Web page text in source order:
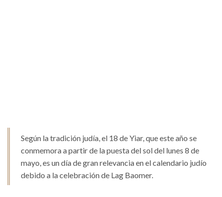
Según la tradición judía, el 18 de Yiar, que este año se
conmemora a partir de la puesta del sol del lunes 8 de
mayo, es un día de gran relevancia en el calendario judío
debido a la celebración de Lag Baomer.